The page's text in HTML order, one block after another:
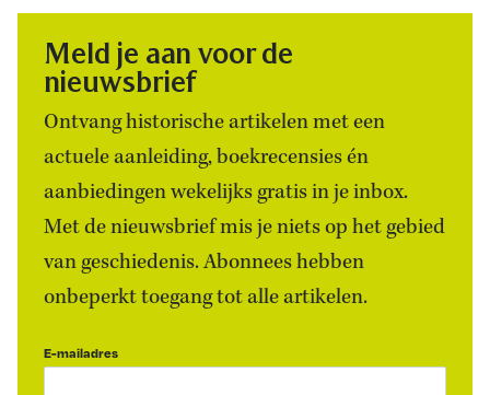
Meld je aan voor de
nieuwsbrief
Ontvang historische artikelen met een
actuele aanleiding, boekrecensies én
aanbiedingen wekelijks gratis in je inbox.
Met de nieuwsbrief mis je niets op het gebied
van geschiedenis. Abonnees hebben
onbeperkt toegang tot alle artikelen.
E-mailadres